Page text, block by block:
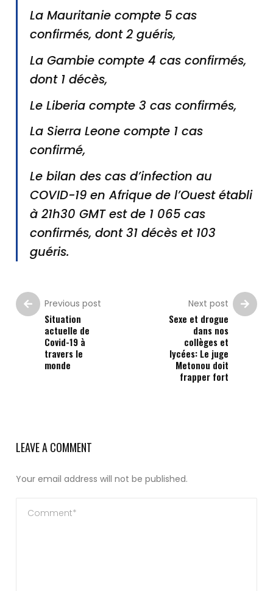
La Mauritanie compte 5 cas
confirmés, dont 2 guéris,
La Gambie compte 4 cas confirmés,
dont 1 décès,
Le Liberia compte 3 cas confirmés,
La Sierra Leone compte 1 cas
confirmé,
Le bilan des cas d’infection au
COVID-19 en Afrique de l’Ouest établi
à 21h30 GMT est de 1 065 cas
confirmés, dont 31 décès et 103
guéris.
Previous post
Situation
actuelle de
Covid-19 à
travers le
monde
Next post
Sexe et drogue
dans nos
collèges et
lycées: Le juge
Metonou doit
frapper fort
LEAVE A COMMENT
Your email address will not be published.